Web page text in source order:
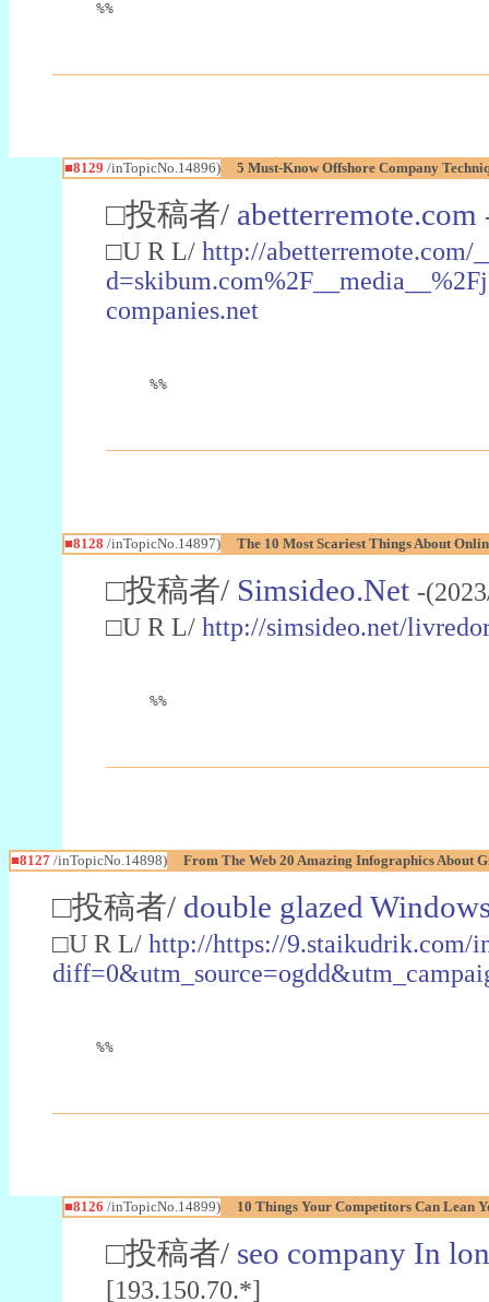
%%
■8129 /inTopicNo.14896) 5 Must-Know Offshore Company
□投稿者/ abetterremote.com
□U R L/ http://abetterremote.com/
companies.net
%%
■8128 /inTopicNo.14897) The 10 Most Scariest Things About
□投稿者/ Simsideo.Net -
□U R L/ http://simsideo.net/
%%
■8127 /inTopicNo.14898) From The Web 20 Amazing Infographics About
□投稿者/ double glazed
□U R L/ http://https://9.staikudrik.com/
%%
■8126 /inTopicNo.14899) 10 Things Your Competitors Can Lean
□投稿者/ seo company In
[193.150.70.*]